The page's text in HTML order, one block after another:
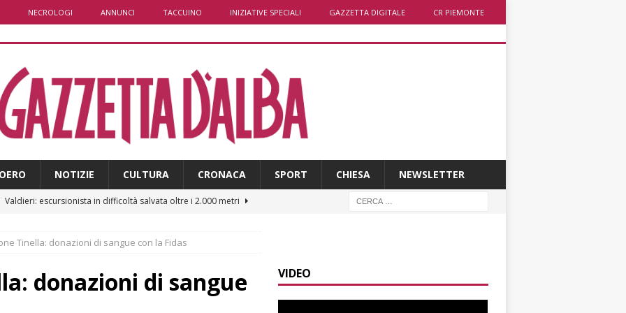
NECROLOGI ANNUNCI TACCUINO INIZIATIVE SPECIALI GAZZETTA DIGITALE CR PIEMONTE
NOTIZIE CULTURA CRONACA SPORT CHIESA NEWSLETTER
Valdieri: escursionista in difficoltà salvata oltre i 2.000 metri
Caso Galeasso in Comune ad Alba, per la Lega le dimissioni
politico
ALBA
ITINERARI / La ciclabile del Ponente ligure sui vecchi binari
Tinella: donazioni di sangue con la Fidas
donazioni di sangue VIDEO